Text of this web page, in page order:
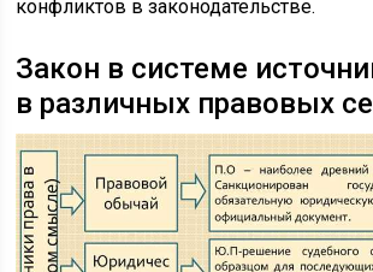
конфликтов в законодательстве.
Закон в системе
в различных правовых